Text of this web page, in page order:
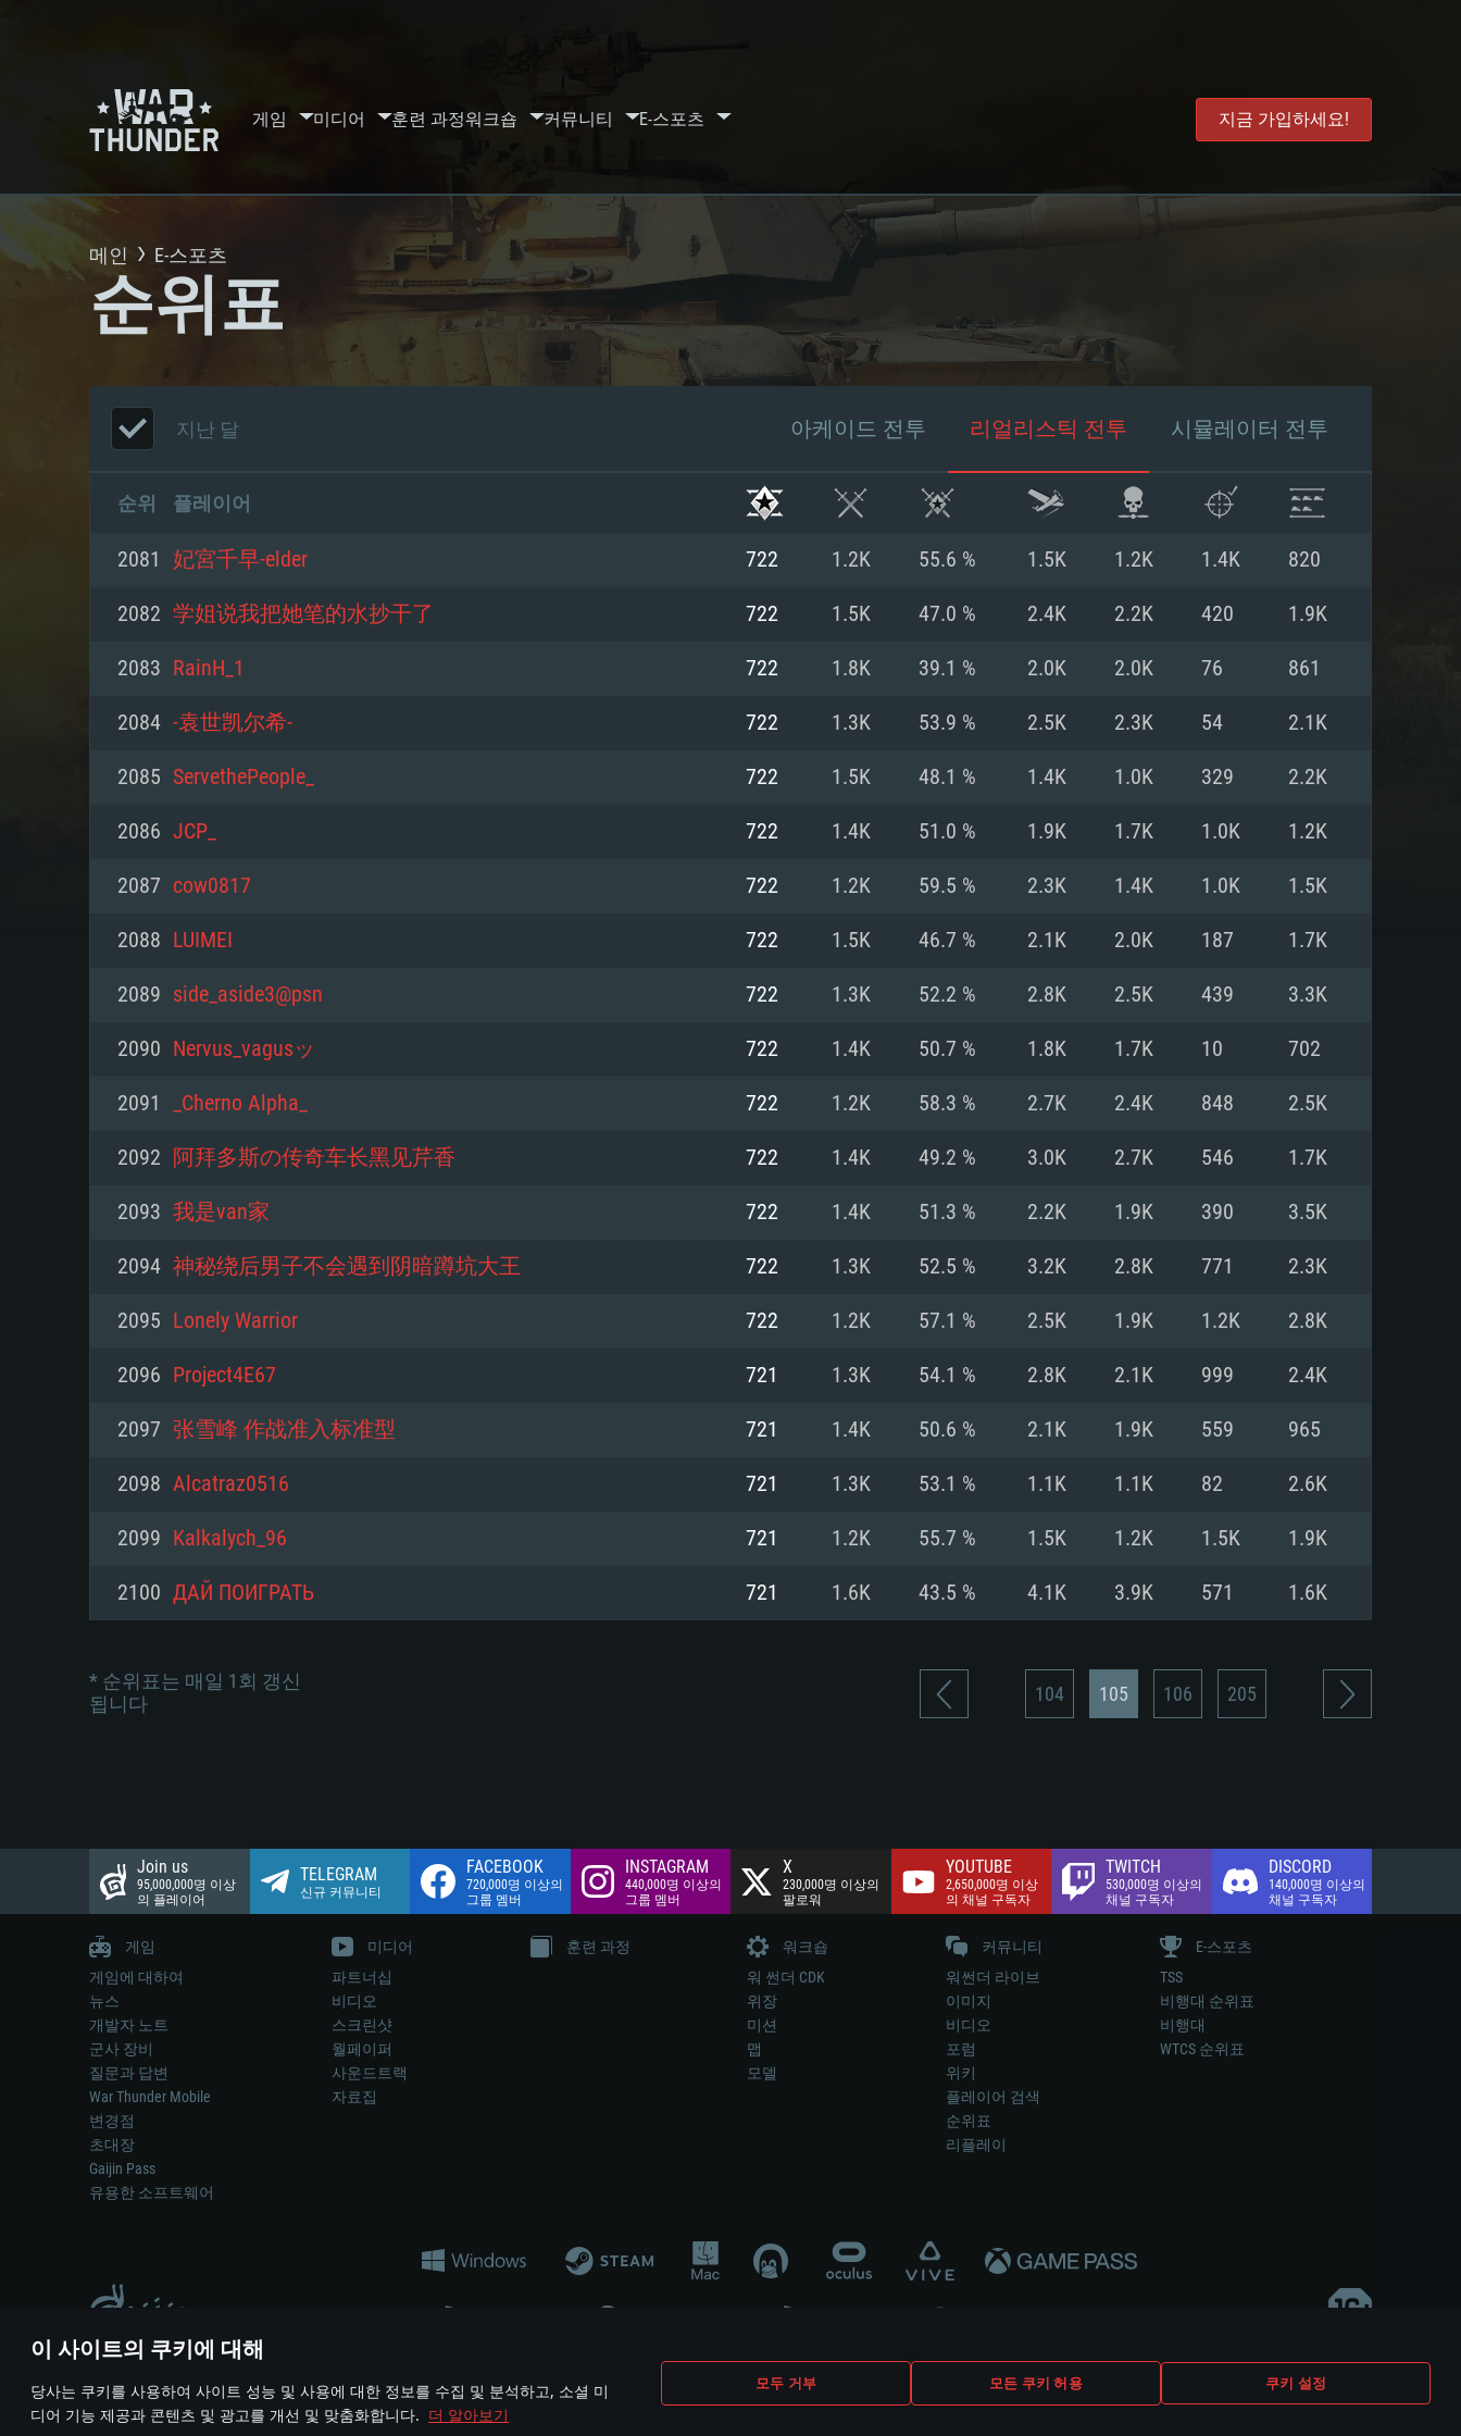
이 사이트의 쿠키에 대해
당사는 쿠키를 사용하여 사이트 성능 및 사용에 대한 정보를 수집 및 분석하고, 소셜 미
디어 기능 제공과 콘텐츠 및 광고를 개선 및 맞춤화합니다. 더 알아보기
모두 거부 모든 쿠키 허용 쿠키 설정
게임 미디어 훈련 과정워크숍 커뮤니티 E-스포츠 지금 가입하세요!
시스템 요구사항
PC MAC Linux
최소사양
운영체제: Windows 10 (64 bit)
프로세서: 2.2 GHz 듀얼코어 이상
메모리: 4GB
그래픽 카드: DirectX 11 이상을 지원하는 AMD
해상도: 720p
네트워크: 브로드밴드 인터넷
여유 저장 공간: 22.1 GB (최소 클라이언트)
권장 사양
운영체제: Windows 10/11 (64 bit)
프로세서: Intel Core i5 또는 Ryzen 5 3600 이상
메모리: 16 GB 이상
그래픽 카드: DirectX 11 이상을 지원하는 Nvidia
최소사양
운영체제: Mac OS Big Sur 11.0
프로세서: 최소 2.2 GHz의 Core i5 (Intel Xeon 은 지
(Mac), 혹은 이와 비슷한 성능을 가지는 Mac 버전
의 AMD/Nvidia. 최소 해상도: 720p
네트워크: 브로드밴드 인터넷
여유 저장 공간: 22.1 GB (최소 클라이언트)
권장 사양
운영체제: Mac OS Big Sur 11.0
프로세서: Core i7 (Intel Xeon 은 지원하지 않습니
상
네트워크: 브로드밴드 인터넷
여유 저장 공간: 62.2 GB (전체 클라이언트)
최소사양
운영체제: 64bit Linux 중 최신 버전
프로세서: 2.4 GHz 듀얼코어
메모리: 4 GB
그래픽 카드: Vulkan 을 지원하고, 최신 그래픽 드라
와 동급의 성능을 가지며 최신 그래픽 드라이버를
지원하는 AMD (6개월 미만; 최소사양 지원 해상도
권장 사양
운영체제: Ubuntu 20.04 64bit
프로세서: Intel Core i7
메모리: 16 GB
그래픽 카드: Vulkan 을 지원하고, 최신 그래픽 드라
와 동급의 성능을 가지며 최신 그래픽 드라이버를
지원하는 AMD RX 570 (6개월 미만; 최소사양 지원
메인 E-스포츠
순위표
지난 달 아케이드 전투 리얼리스틱 전투 시뮬레이터 전투
순위 플레이어
2081 妃宮千早-elder 722 1.2K 55.6 % 1.5K 1.2K 1.4K 820
2082 学姐说我把她笔的水抄干了 722 1.5K 47.0 % 2.4K 2.2K 420 1.9K
2083 RainH_1 722 1.8K 39.1 % 2.0K 2.0K 76 861
2084 -袁世凯尔希- 722 1.3K 53.9 % 2.5K 2.3K 54 2.1K
2085 ServethePeople_ 722 1.5K 48.1 % 1.4K 1.0K 329 2.2K
2086 JCP_ 722 1.4K 51.0 % 1.9K 1.7K 1.0K 1.2K
2087 cow0817 722 1.2K 59.5 % 2.3K 1.4K 1.0K 1.5K
2088 LUIMEI 722 1.5K 46.7 % 2.1K 2.0K 187 1.7K
2089 side_aside3@psn 722 1.3K 52.2 % 2.8K 2.5K 439 3.3K
2090 Nervus_vagusッ 722 1.4K 50.7 % 1.8K 1.7K 10 702
2091 _Cherno Alpha_ 722 1.2K 58.3 % 2.7K 2.4K 848 2.5K
2092 阿拜多斯の传奇车长黑见芹香 722 1.4K 49.2 % 3.0K 2.7K 546 1.7K
2093 我是van家 722 1.4K 51.3 % 2.2K 1.9K 390 3.5K
2094 神秘绕后男子不会遇到阴暗蹲坑大王 722 1.3K 52.5 % 3.2K 2.8K 771 2.3K
2095 Lonely Warrior 722 1.2K 57.1 % 2.5K 1.9K 1.2K 2.8K
2096 Project4E67 721 1.3K 54.1 % 2.8K 2.1K 999 2.4K
2097 张雪峰 作战准入标准型 721 1.4K 50.6 % 2.1K 1.9K 559 965
2098 Alcatraz0516 721 1.3K 53.1 % 1.1K 1.1K 82 2.6K
2099 Kalkalych_96 721 1.2K 55.7 % 1.5K 1.2K 1.5K 1.9K
2100 ДАЙ ПОИГРАТЬ 721 1.6K 43.5 % 4.1K 3.9K 571 1.6K
* 순위표는 매일 1회 갱신
됩니다
104 105 106 205
Join us
95,000,000명 이상
의 플레이어
TELEGRAM
신규 커뮤니티
FACEBOOK
720,000명 이상의
그룹 멤버
INSTAGRAM
440,000명 이상의
그룹 멤버
X
230,000명 이상의
팔로워
YOUTUBE
2,650,000명 이상
의 채널 구독자
TWITCH
530,000명 이상의
채널 구독자
DISCORD
140,000명 이상의
채널 구독자
게임
게임에 대하여
뉴스
개발자 노트
군사 장비
질문과 답변
War Thunder Mobile
변경점
초대장
Gaijin Pass
유용한 소프트웨어
미디어
파트너십
비디오
스크린샷
월페이퍼
사운드트랙
자료집
훈련 과정
워크숍
워 썬더 CDK
위장
미션
맵
모델
커뮤니티
워썬더 라이브
이미지
비디오
포럼
위키
플레이어 검색
순위표
리플레이
E-스포츠
TSS
비행대 순위표
비행대
WTCS 순위표
게임 에서 어떠한 현실의 무기나 차량을 묘사하는 것은 무기 개발 업체나 장비 제조 업체가 게임 개발 후원 또는 홍보에 참여하지 않습니다..
© 2011—2026 Gaijin Games Kft. All trademarks, logos and brand names are the property of their respective owners.
이용 약관 이용 약관